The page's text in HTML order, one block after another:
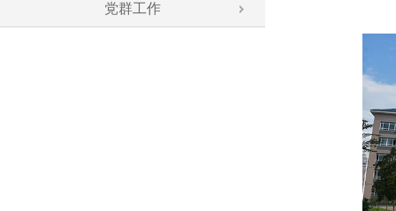
党群工作